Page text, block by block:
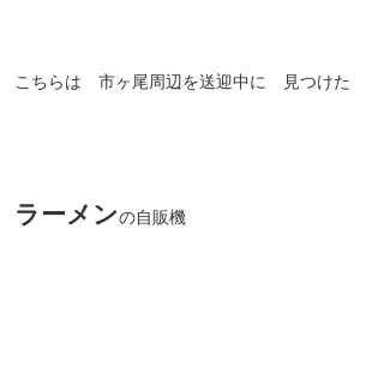
らは 市ヶ尾周辺を送迎中に 見つけた
ラーメンの自販機